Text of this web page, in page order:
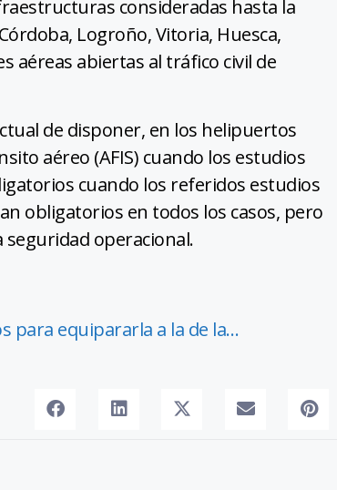
consideradas hasta la
Logroño, Vitoria, Huesca,
aéreas abiertas al tráfico civil de
de disponer, en los helipuertos
aéreo (AFIS) cuando los estudios
cuando los referidos estudios
obligatorios en todos los casos, pero
seguridad operacional.
para equipararla a la de la…